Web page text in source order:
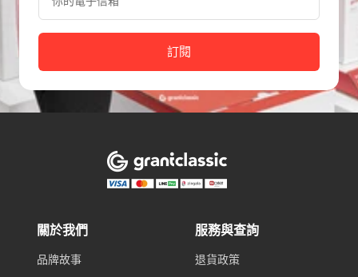
訂閱
關於我們
品牌故事
服務與查詢
退貨政策